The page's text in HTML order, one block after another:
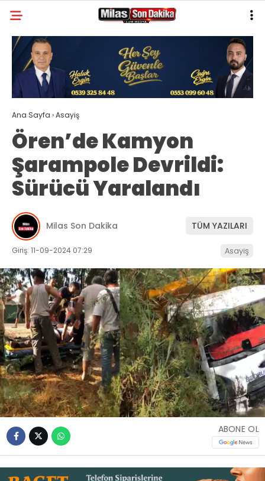
WhatsApp
İhbar Hattı
Facebook
23.4
GALERİ YAZARLAR
MILAS
MUĞLA’DAN
ASAYIŞ
GÜNDEM
EKONOMI
SPOR
VEFAT
İLETIŞIM
KÜNYE
Ana Sayfa ›Asayiş
Ören’de Kamyon
Şarampole Devrildi:
Sürücü Yaralandı
Milas Son Dakika TÜM YAZILARI
Giriş: 11-09-2024 07:29 Asayiş
ABONE OL